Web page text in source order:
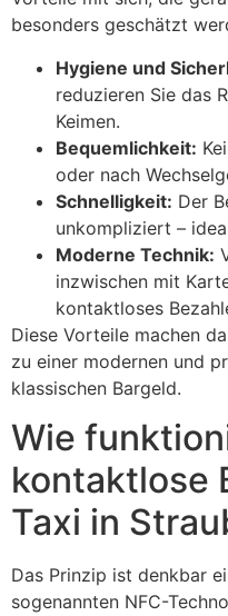
besonders geschätzt
Hygiene und
reduzieren Sie das
Keimen.
Bequemlichkeit:
oder nach
Schnelligkeit: Der
unkompliziert –
Moderne Technik:
inzwischen mit
kontaktloses
Diese Vorteile machen
zu einer modernen und
klassischen Bargeld.
Wie
kontaktlose
Taxi in
Das Prinzip ist denkbar
sogenannten NFC-